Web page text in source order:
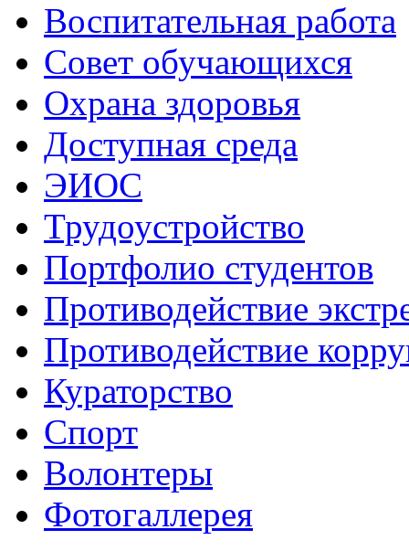
Воспитательная работа
Совет обучающихся
Охрана здоровья
Доступная среда
ЭИОС
Трудоустройство
Портфолио студентов
Противодействие
Противодействие
Кураторство
Спорт
Волонтеры
Фотогаллерея